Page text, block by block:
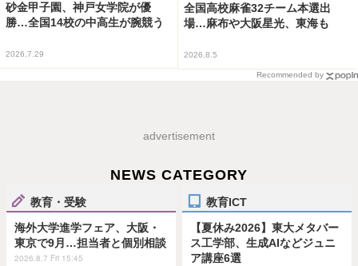
砂金甲子園、神戸女学院が優
勝…全国14校の中高生が腕競う
2026.7.29
全国高校麻雀32チーム本選出
場…麻布や大阪星光、東海も
2026.8.5
Recommended by
advertisement
NEWS CATEGORY
教育・受験
海外大学進学フェア、大阪・
東京で9月…担当者と個別相談
2026.8.7 Fri 15:45
教育ICT
【夏休み2026】東大メタバー
ス工学部、生成AIなどジュニ
ア講座6選